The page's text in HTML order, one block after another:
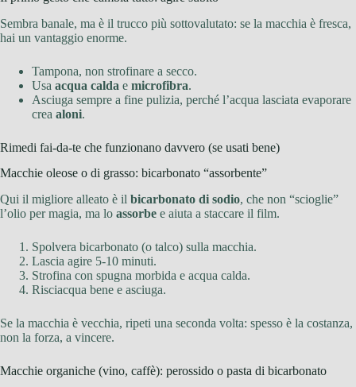
Sembra banale, ma è il trucco più sottovalutato: se la macchia è fresca,
hai un vantaggio enorme.
Tampona, non strofinare a secco.
Usa acqua calda e microfibra.
Asciuga sempre a fine pulizia, perché l’acqua lasciata evaporare
crea aloni.
Rimedi fai-da-te che funzionano davvero (se usati bene)
Macchie oleose o di grasso: bicarbonato “assorbente”
Qui il migliore alleato è il bicarbonato di sodio, che non “scioglie”
l’olio per magia, ma lo assorbe e aiuta a staccare il film.
Spolvera bicarbonato (o talco) sulla macchia.
Lascia agire 5-10 minuti.
Strofina con spugna morbida e acqua calda.
Risciacqua bene e asciuga.
Se la macchia è vecchia, ripeti una seconda volta: spesso è la costanza,
non la forza, a vincere.
Macchie organiche (vino, caffè): perossido o pasta di bicarbonato